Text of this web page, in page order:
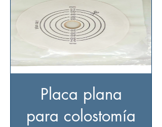
Placa plana
para colostomía